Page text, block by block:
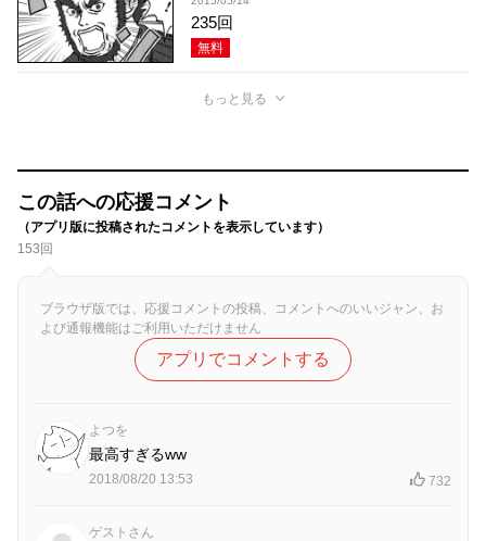
235回
無料
もっと見る
この話への応援コメント
（アプリ版に投稿されたコメントを表示しています）
153回
ブラウザ版では、応援コメントの投稿、コメントへのいいジャン、お
よび通報機能はご利用いただけません
アプリでコメントする
よつを
最高すぎるww
2018/08/20 13:53 732
ゲストさん